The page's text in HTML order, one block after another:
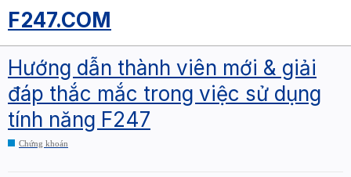
F247.COM
Hướng dẫn thành viên mới & giải
đáp thắc mắc trong việc sử dụng
tính năng F247
Chứng khoán